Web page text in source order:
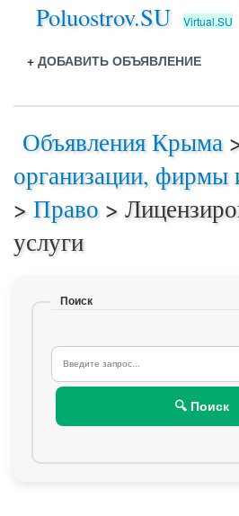
Poluostrov.SU Virtual.SU
+ ДОБАВИТЬ ОБЪЯВЛЕНИЕ
Объявления Крыма
организации, фирмы
> Право >
услуги
Поиск
🔍 Поиск